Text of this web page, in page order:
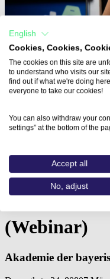
Home
Social Media:
Social
(Webinar)
Akademie der
English
Cookies, Cookies,
The cookies on this site are
to understand who visits our
find out if what we're doing
everyone to take our cookies!
You can also withdraw your
settings” at the bottom of the
Accept all
No, adjust